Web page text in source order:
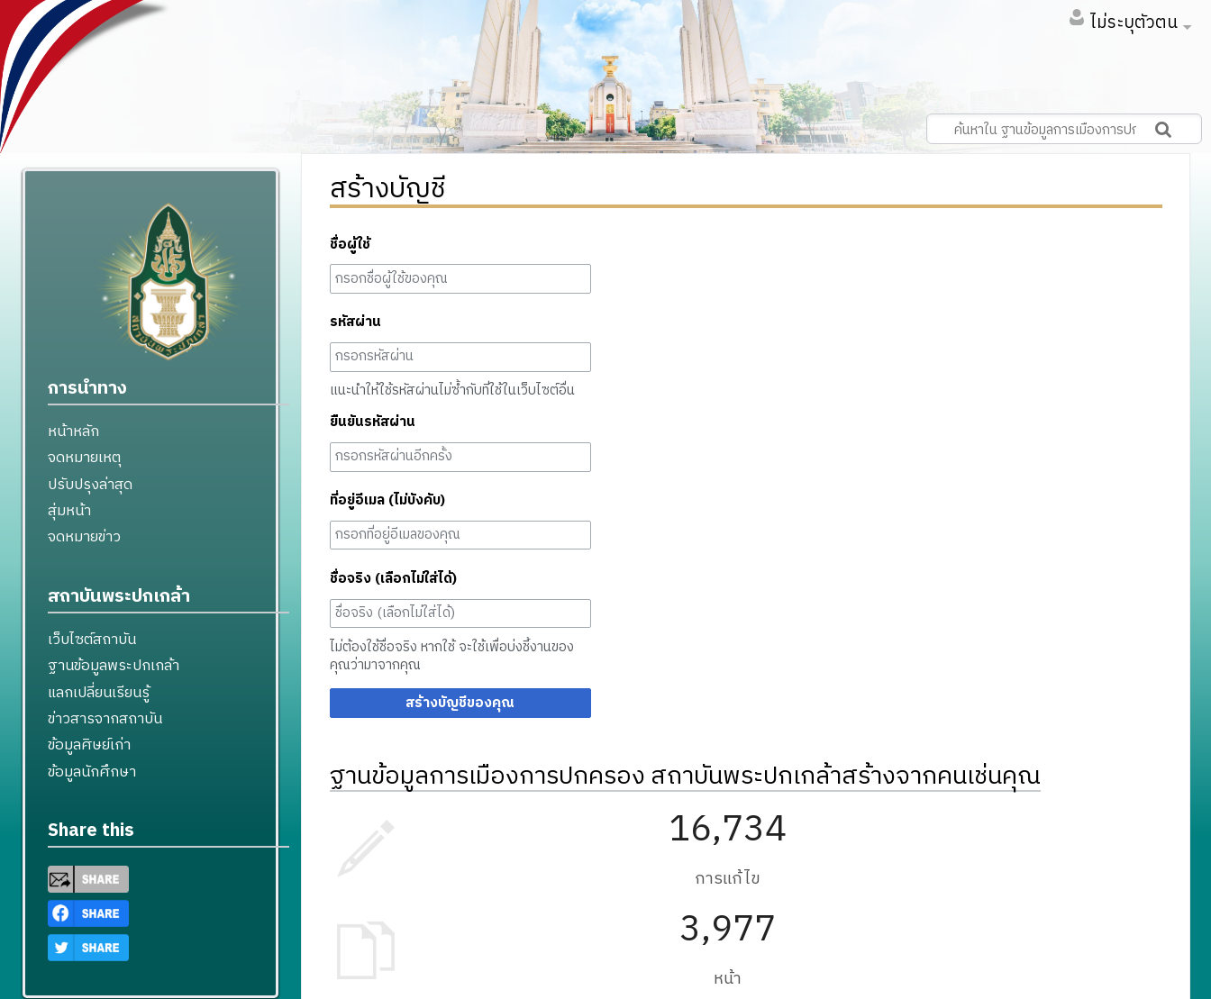
ไม่ระบุตัวตน
สร้างบัญชี
ชื่อผู้ใช้
รหัสผ่าน
แนะนำให้ใช้รหัสผ่านไม่ซ้ำกับที่ใช้ในเว็บไซต์อื่น
ยืนยันรหัสผ่าน
ที่อยู่อีเมล (ไม่บังคับ)
ชื่อจริง (เลือกไม่ใส่ได้)
ไม่ต้องใช้ชื่อจริง หากใช้ จะใช้เพื่อบ่งชี้งานของ
คุณว่ามาจากคุณ
สร้างบัญชีของคุณ
ฐานข้อมูลการเมืองการปกครอง สถาบันพระปกเกล้าสร้างจากคนเช่นคุณ
16,734
การแก้ไข
3,977
หน้า
การนำทาง
หน้าหลัก
จดหมายเหตุ
ปรับปรุงล่าสุด
สุ่มหน้า
จดหมายข่าว
สถาบันพระปกเกล้า
เว็บไซต์สถาบัน
ฐานข้อมูลพระปกเกล้า
แลกเปลี่ยนเรียนรู้
ข่าวสารจากสถาบัน
ข้อมูลศิษย์เก่า
ข้อมูลนักศึกษา
Share this